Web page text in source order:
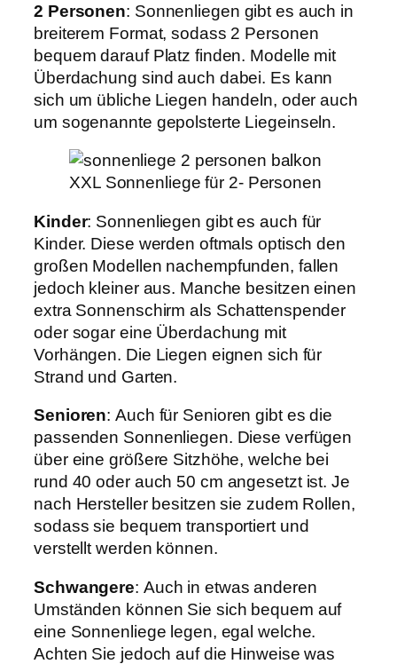
2 Personen: Sonnenliegen gibt es auch in
breiterem Format, sodass 2 Personen
bequem darauf Platz finden. Modelle mit
Überdachung sind auch dabei. Es kann
sich um übliche Liegen handeln, oder auch
um sogenannte gepolsterte Liegeinseln.
XXL Sonnenliege für 2- Personen
Kinder: Sonnenliegen gibt es auch für
Kinder. Diese werden oftmals optisch den
großen Modellen nachempfunden, fallen
jedoch kleiner aus. Manche besitzen einen
extra Sonnenschirm als Schattenspender
oder sogar eine Überdachung mit
Vorhängen. Die Liegen eignen sich für
Strand und Garten.
Senioren: Auch für Senioren gibt es die
passenden Sonnenliegen. Diese verfügen
über eine größere Sitzhöhe, welche bei
rund 40 oder auch 50 cm angesetzt ist. Je
nach Hersteller besitzen sie zudem Rollen,
sodass sie bequem transportiert und
verstellt werden können.
Schwangere: Auch in etwas anderen
Umständen können Sie sich bequem auf
eine Sonnenliege legen, egal welche.
Achten Sie jedoch auf die Hinweise was